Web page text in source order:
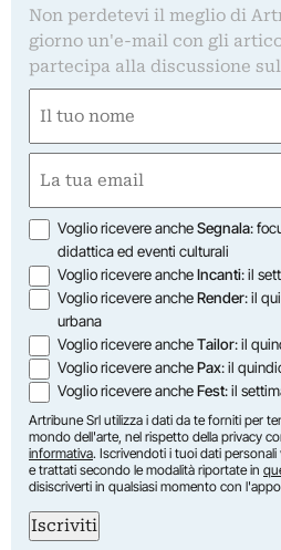
Non perdetevi il meglio di
giorno un'e-mail con gli
partecipa alla discussione
(Required)
(Required)
Opzioni
Voglio ricevere ancheSegnala:
didattica ed eventi culturali
Voglio ricevere ancheIncanti: il
Voglio ricevere ancheRender: il
urbana
Voglio ricevere ancheTailor: il
Voglio ricevere anchePax: il
Voglio ricevere ancheFest: il
Artribune Srl utilizza i dati da te forniti per
mondo dell'arte, nel rispetto della privacy
informativa. Iscrivendoti i tuoi dati
e trattati secondo le modalità riportate in
disiscriverti in qualsiasi momento con
Iscriviti